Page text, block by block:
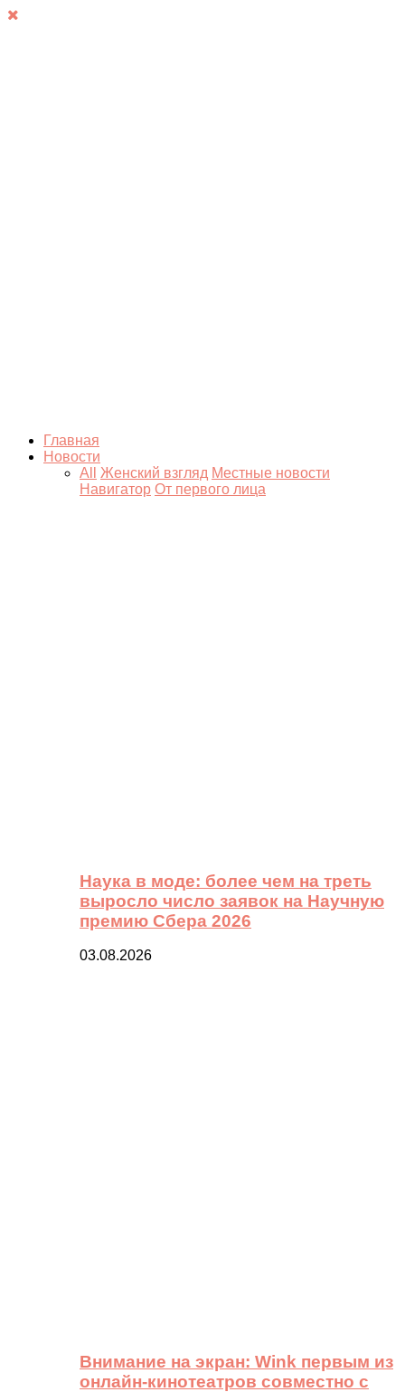
Главная
Новости
All
Женский взгляд Местные новости
Навигатор От первого лица
Наука в моде: более чем на треть
выросло число заявок на Научную
премию Сбера 2026
03.08.2026
Внимание на экран: Wink первым из
онлайн-кинотеатров совместно с